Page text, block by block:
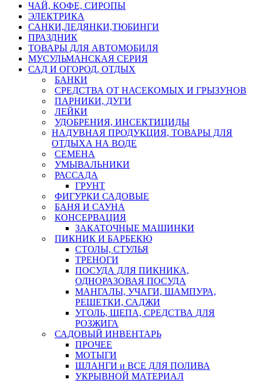
ЧАЙ, КОФЕ, СИРОПЫ
ЭЛЕКТРИКА
САНКИ,ЛЕДЯНКИ,ТЮБИНГИ
ПРАЗДНИК
ТОВАРЫ ДЛЯ АВТОМОБИЛЯ
МУСУЛЬМАНСКАЯ СЕРИЯ
САД И ОГОРОД, ОТДЫХ
БАНКИ
СРЕДСТВА ОТ НАСЕКОМЫХ И ГРЫЗУНОВ
ПАРНИКИ, ДУГИ
ЛЕЙКИ
УДОБРЕНИЯ, ИНСЕКТИЦИДЫ
НАДУВНАЯ ПРОДУКЦИЯ, ТОВАРЫ ДЛЯ
ОТДЫХА НА ВОДЕ
СЕМЕНА
УМЫВАЛЬНИКИ
РАССАДА
ГРУНТ
ФИГУРКИ САДОВЫЕ
БАНЯ И САУНА
КОНСЕРВАЦИЯ
ЗАКАТОЧНЫЕ МАШИНКИ
ПИКНИК И БАРБЕКЮ
СТОЛЫ, СТУЛЬЯ
ТРЕНОГИ
ПОСУДА ДЛЯ ПИКНИКА,
ОДНОРАЗОВАЯ ПОСУДА
МАНГАЛЫ, УЧАГИ, ШАМПУРА,
РЕШЕТКИ, САДЖИ
УГОЛЬ, ЩЕПА, СРЕДСТВА ДЛЯ
РОЗЖИГА
САДОВЫЙ ИНВЕНТАРЬ
ПРОЧЕЕ
МОТЫГИ
ШЛАНГИ и ВСЕ ДЛЯ ПОЛИВА
УКРЫВНОЙ МАТЕРИАЛ